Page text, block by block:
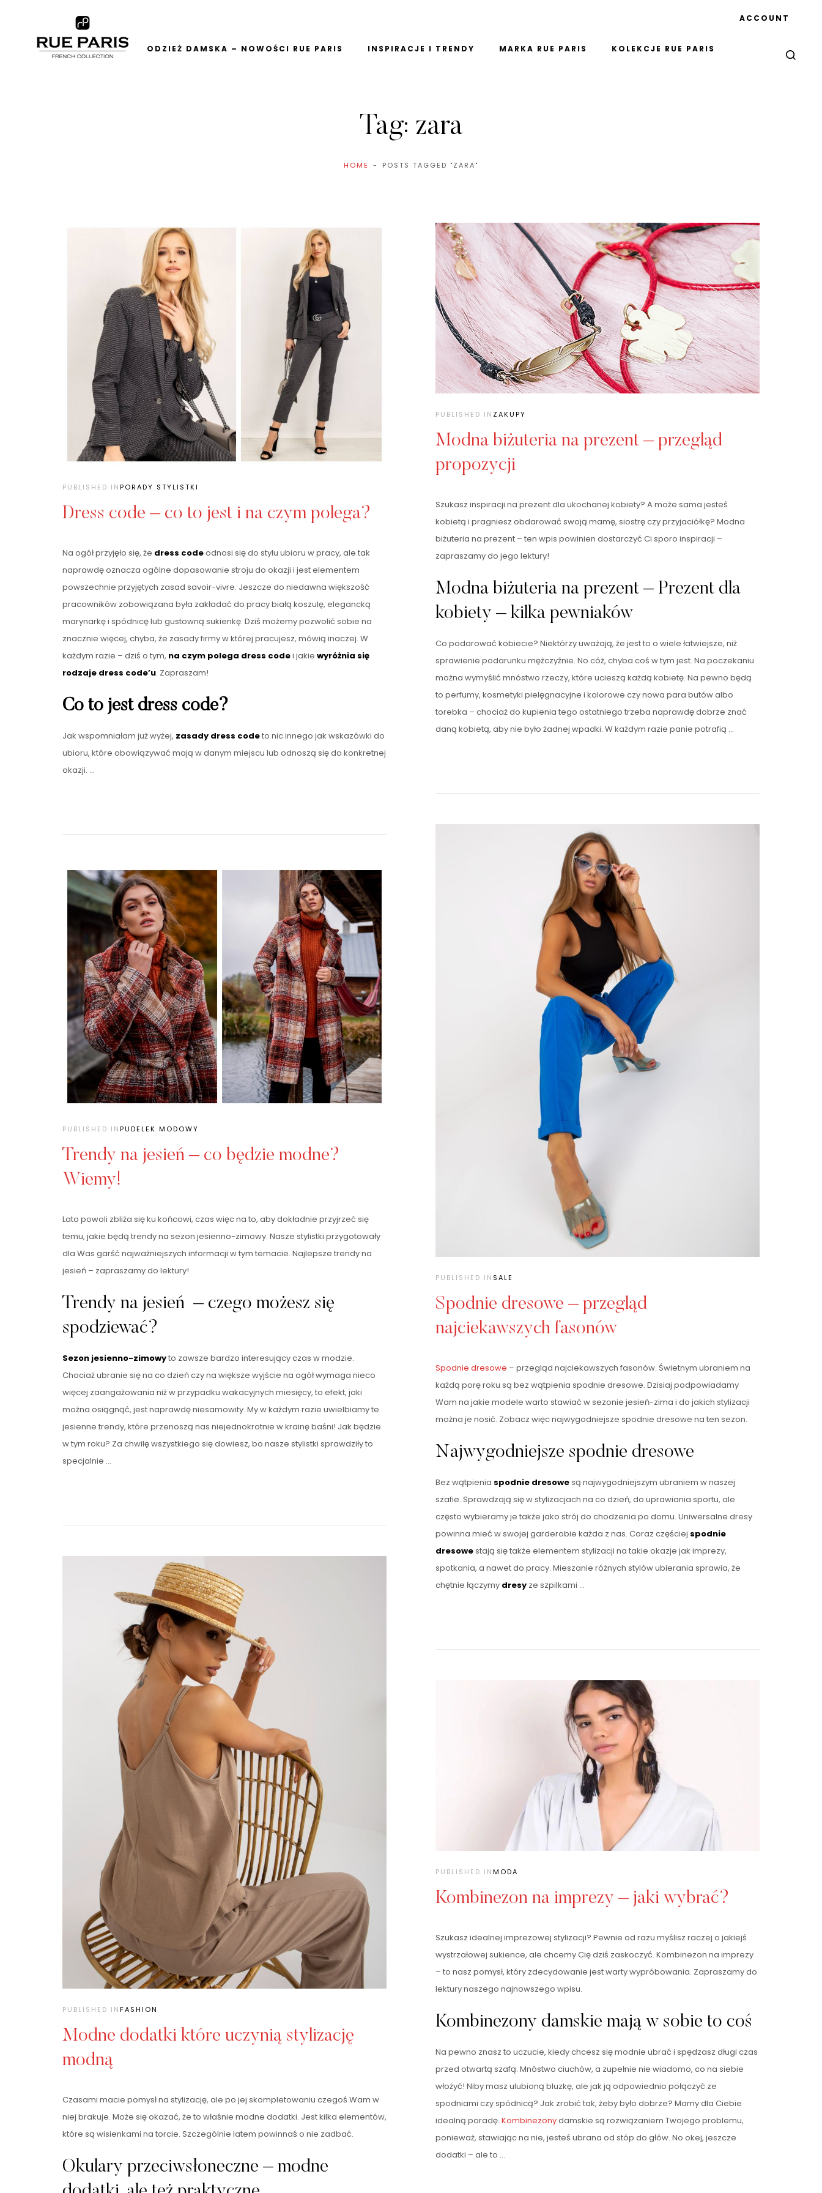
ODZIEŻ DAMSKA – NOWOŚCI RUE PARIS INSPIRACJE I TRENDY MARKA RUE PARIS KOLEKCJE RUE PARIS
ACCOUNT
Tag: zara
HOME POSTS TAGGED "ZARA"
PUBLISHED INPORADY STYLISTKI
Dress code – co to jest i na czym polega?
Na ogół przyjęło się, że dress codeodnosi się do stylu ubioru w pracy, ale tak
naprawdę oznacza ogólne dopasowanie stroju do okazji i jest elementem
powszechnie przyjętych zasad savoir-vivre. Jeszcze do niedawna większość
pracowników zobowiązana była zakładać do pracy białą koszulę, elegancką
marynarkę i spódnicę lub gustowną sukienkę. Dziś możemy pozwolić sobie na
znacznie więcej, chyba, że zasady firmy w której pracujesz, mówią inaczej. W
każdym razie – dziś o tym, na czym polega dress codei jakie wyróżnia się
rodzaje dress code’u. Zapraszam!
Co to jest dress code?
Jak wspomniałam już wyżej, zasady dress codeto nic innego jak wskazówki do
ubioru, które obowiązywać mają w danym miejscu lub odnoszą się do konkretnej
okazji. …
PUBLISHED IN ZAKUPY
Modna biżuteria na prezent – przegląd
propozycji
Szukasz inspiracji na prezent dla ukochanej kobiety? A może sama jesteś
kobietą i pragniesz obdarować swoją mamę, siostrę czy przyjaciółkę? Modna
biżuteria na prezent – ten wpis powinien dostarczyć Ci sporo inspiracji –
zapraszamy do jego lektury!
Modna biżuteria na prezent – Prezent dla
kobiety – kilka pewniaków
Co podarować kobiecie? Niektórzy uważają, że jest to o wiele łatwiejsze, niż
sprawienie podarunku mężczyźnie. No cóż, chyba coś w tym jest. Na poczekaniu
można wymyślić mnóstwo rzeczy, które ucieszą każdą kobietę. Na pewno będą
to perfumy, kosmetyki pielęgnacyjne i kolorowe czy nowa para butów albo
torebka – chociaż do kupienia tego ostatniego trzeba naprawdę dobrze znać
daną kobietą, aby nie było żadnej wpadki. W każdym razie panie potrafią …
PUBLISHED IN SALE
Spodnie dresowe – przegląd
najciekawszych fasonów
Spodnie dresowe – przegląd najciekawszych fasonów. Świetnym ubraniem na
każdą porę roku są bez wątpienia spodnie dresowe. Dzisiaj podpowiadamy
Wam na jakie modele warto stawiać w sezonie jesień-zima i do jakich stylizacji
można je nosić. Zobacz więc najwygodniejsze spodnie dresowe na ten sezon.
Najwygodniejsze spodnie dresowe
Bez wątpienia spodnie dresowesą najwygodniejszym ubraniem w naszej
szafie. Sprawdzają się w stylizacjach na co dzień, do uprawiania sportu, ale
często wybieramy je także jako strój do chodzenia po domu. Uniwersalne dresy
powinna mieć w swojej garderobie każda z nas. Coraz częściej spodnie
dresowestają się także elementem stylizacji na takie okazje jak imprezy,
spotkania, a nawet do pracy. Mieszanie różnych stylów ubierania sprawia, że
chętnie łączymy dresy ze szpilkami …
PUBLISHED INPUDELEK MODOWY
Trendy na jesień – co będzie modne?
Wiemy!
Lato powoli zbliża się ku końcowi, czas więc na to, aby dokładnie przyjrzeć się
temu, jakie będą trendy na sezon jesienno-zimowy. Nasze stylistki przygotowały
dla Was garść najważniejszych informacji w tym temacie. Najlepsze trendy na
jesień – zapraszamy do lektury!
Trendy na jesień – czego możesz się
spodziewać?
Sezon jesienno-zimowyto zawsze bardzo interesujący czas w modzie.
Chociaż ubranie się na co dzień czy na większe wyjście na ogół wymaga nieco
więcej zaangażowania niż w przypadku wakacyjnych miesięcy, to efekt, jaki
można osiągnąć, jest naprawdę niesamowity. My w każdym razie uwielbiamy te
jesienne trendy, które przenoszą nas niejednokrotnie w krainę baśni! Jak będzie
w tym roku? Za chwilę wszystkiego się dowiesz, bo nasze stylistki sprawdziły to
specjalnie …
PUBLISHED INFASHION
Modne dodatki które uczynią stylizację
modną
Czasami macie pomysł na stylizację, ale po jej skompletowaniu czegoś Wam w
niej brakuje. Może się okazać, że to właśnie modne dodatki. Jest kilka elementów,
które są wisienkami na torcie. Szczególnie latem powinnaś o nie zadbać.
Okulary przeciwsłoneczne – modne
PUBLISHED INMODA
Kombinezon na imprezy – jaki wybrać?
Szukasz idealnej imprezowej stylizacji? Pewnie od razu myślisz raczej o jakiejś
wystrzałowej sukience, ale chcemy Cię dziś zaskoczyć. Kombinezon na imprezy
– to nasz pomysł, który zdecydowanie jest warty wypróbowania. Zapraszamy do
lektury naszego najnowszego wpisu.
Kombinezony damskie mają w sobie to coś
Na pewno znasz to uczucie, kiedy chcesz się modnie ubrać i spędzasz długi czas
przed otwartą szafą. Mnóstwo ciuchów, a zupełnie nie wiadomo, co na siebie
włożyć! Niby masz ulubioną bluzkę, ale jak ją odpowiednio połączyć ze
spodniami czy spódnicą? Jak zrobić tak, żeby było dobrze? Mamy dla Ciebie
idealną poradę. Kombinezonydamskie są rozwiązaniem Twojego problemu,
ponieważ, stawiając na nie, jesteś ubrana od stóp do głów. No okej, jeszcze
dodatki – ale to …